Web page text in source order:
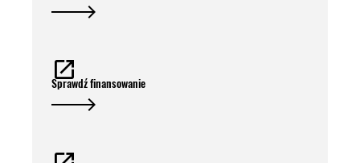
Sprawdź finansowanie